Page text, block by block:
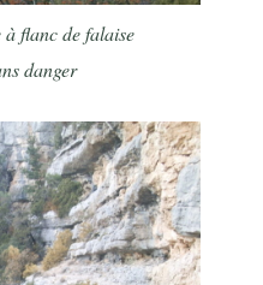
à flanc de falaise
danger